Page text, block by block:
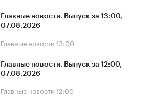
Главные новости. Выпуск за 13:00,
07.08.2026
Главные новости 13:00
Главные новости. Выпуск за 12:00,
07.08.2026
Главные новости 12:00